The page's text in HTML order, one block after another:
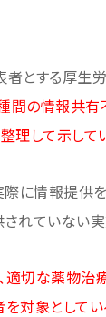
とする厚生労
間の情報共有
理して示して
に情報提供
れていない実
適切な薬物治
対象としてい